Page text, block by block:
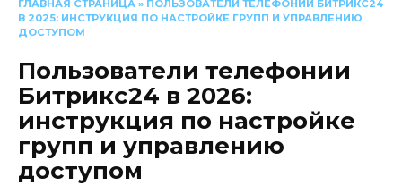
ГЛАВНАЯ СТРАНИЦА » ПОЛЬЗОВАТЕЛИ ТЕЛЕФОНИИ БИТРИКС24
В 2025: ИНСТРУКЦИЯ ПО НАСТРОЙКЕ ГРУПП И УПРАВЛЕНИЮ
ДОСТУПОМ
Пользователи телефонии
Битрикс24 в 2026:
инструкция по настройке
групп и управлению
доступом